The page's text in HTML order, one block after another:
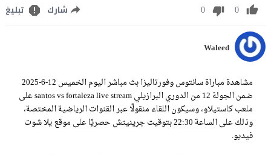
0
0 شارك تبليغ
Waleed
مشاهدة مباراة سانتوس وفورتاليزا بث مباشر اليوم الخميس 12-6-2025
ضمن الجولة 12 من الدوري البرازيلي santos vs fortaleza live stream على
ملعب كاستيلاو، وسيكون اللقاء منقولًا عبر القنوات الرياضية المختصة،
وذلك على الساعة 22:30 بتوقيت جرينيتش حصريًا على موقع يلا شوت
فيديو.